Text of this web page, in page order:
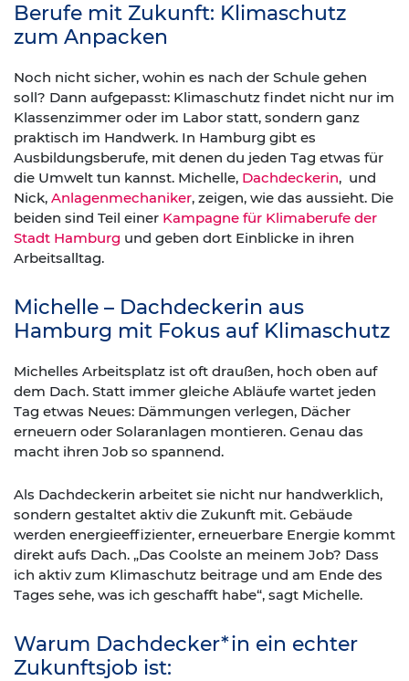
Berufe mit Zukunft: Klimaschutz
zum Anpacken
Noch nicht sicher, wohin es nach der Schule gehen
soll? Dann aufgepasst: Klimaschutz findet nicht nur im
Klassenzimmer oder im Labor statt, sondern ganz
praktisch im Handwerk. In Hamburg gibt es
Ausbildungsberufe, mit denen du jeden Tag etwas für
die Umwelt tun kannst. Michelle, Dachdeckerin, und
Nick, Anlagenmechaniker, zeigen, wie das aussieht. Die
beiden sind Teil einer Kampagne für Klimaberufe der
Stadt Hamburg und geben dort Einblicke in ihren
Arbeitsalltag.
Michelle – Dachdeckerin aus
Hamburg mit Fokus auf Klimaschutz
Michelles Arbeitsplatz ist oft draußen, hoch oben auf
dem Dach. Statt immer gleiche Abläufe wartet jeden
Tag etwas Neues: Dämmungen verlegen, Dächer
erneuern oder Solaranlagen montieren. Genau das
macht ihren Job so spannend.
Als Dachdeckerin arbeitet sie nicht nur handwerklich,
sondern gestaltet aktiv die Zukunft mit. Gebäude
werden energieeffizienter, erneuerbare Energie kommt
direkt aufs Dach. „Das Coolste an meinem Job? Dass
ich aktiv zum Klimaschutz beitrage und am Ende des
Tages sehe, was ich geschafft habe“, sagt Michelle.
Warum Dachdecker*in ein echter
Zukunftsjob ist: